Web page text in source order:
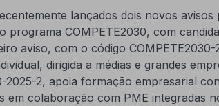
lançados dois novos avisos
programa COMPETE2030, com
aviso, com o código COMPETE2030-
dirigida a médias e grandes
2025-2, apoia formação empresarial
em colaboração com PME integradas